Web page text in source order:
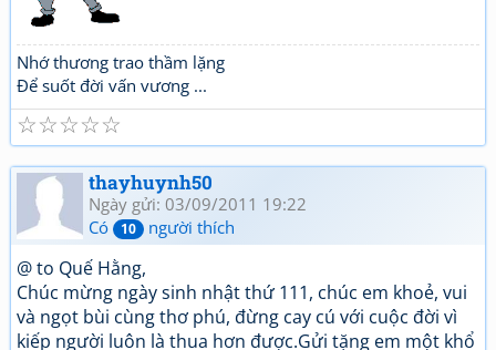
Nhớ thương trao thầm lặng
Để suốt đời vấn vương ...
☆
☆
☆
☆
☆
thayhuynh50
Ngày gửi: 03/09/2011 19:22
Có
10 người thích
@ to Quế Hằng,
Chúc mừng ngày sinh nhật thứ 111, chúc em khoẻ, vui
và ngọt bùi cùng thơ phú, đừng cay cú với cuộc đời vì
kiếp người luôn là thua hơn được.Gửi tặng em một khổ